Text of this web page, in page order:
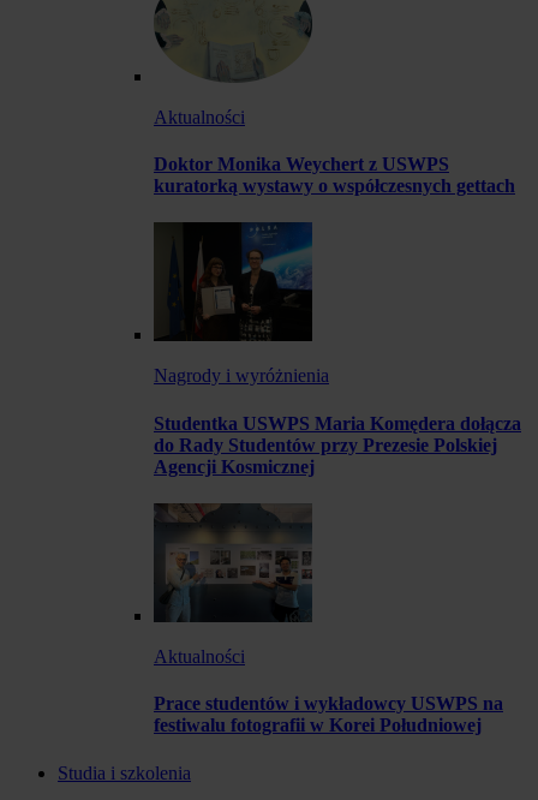
Aktualności
Doktor Monika Weychert z USWPS
kuratorką wystawy o współczesnych gettach
Nagrody i wyróżnienia
Studentka USWPS Maria Komędera dołącza
do Rady Studentów przy Prezesie Polskiej
Agencji Kosmicznej
Aktualności
Prace studentów i wykładowcy USWPS na
festiwalu fotografii w Korei Południowej
Studia i szkolenia